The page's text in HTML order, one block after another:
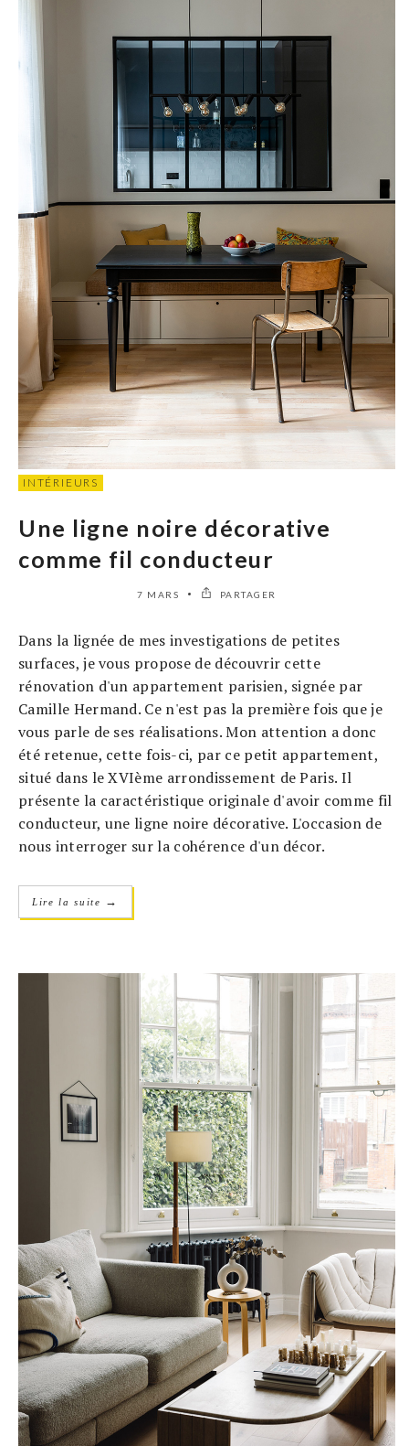
INTÉRIEURS
Une ligne noire décorative
comme fil conducteur
7 MARS PARTAGER
Dans la lignée de mes investigations de petites
surfaces, je vous propose de découvrir cette
rénovation d'un appartement parisien, signée par
Camille Hermand. Ce n'est pas la première fois que je
vous parle de ses réalisations. Mon attention a donc
été retenue, cette fois-ci, par ce petit appartement,
situé dans le XVIème arrondissement de Paris. Il
présente la caractéristique originale d'avoir comme fil
conducteur, une ligne noire décorative. L'occasion de
nous interroger sur la cohérence d'un décor.
Lire la suite →